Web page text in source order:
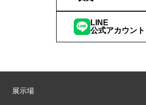
LINE
公式アカウント
展示場